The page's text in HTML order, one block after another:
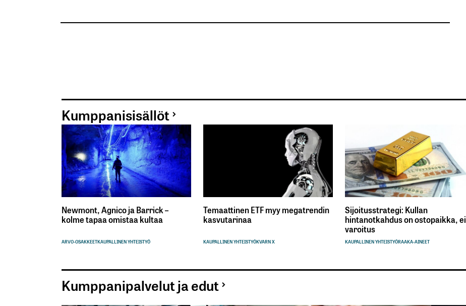
Kumppanisisällöt
Newmont, Agnico ja Barrick –
kolme tapaa omistaa kultaa
ARVO-OSAKKEETKAUPALLINEN YHTEISTYÖ
Temaattinen ETF myy megatrendin
kasvutarinaa
KAUPALLINEN YHTEISTYÖKVARN X
Sijoitusstrategi: Kullan
hintanotkahdus on ostopaikka, ei
varoitus
KAUPALLINEN YHTEISTYÖRAAKA-AINEET
Kumppanipalvelut ja edut